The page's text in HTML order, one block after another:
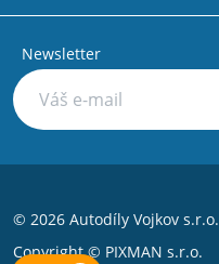
Newsletter
© 2026 Autodíly Vojkov s.r.o.
Copyright © PIXMAN s.r.o.